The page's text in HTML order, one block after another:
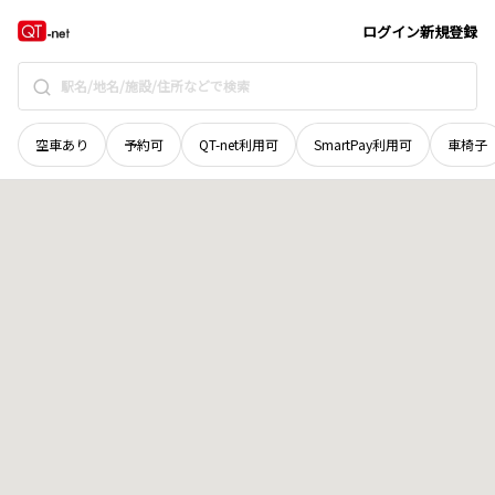
ログイン新規登録
空車あり 予約可 QT-net利用可 SmartPay利用可 車椅子
愛媛県